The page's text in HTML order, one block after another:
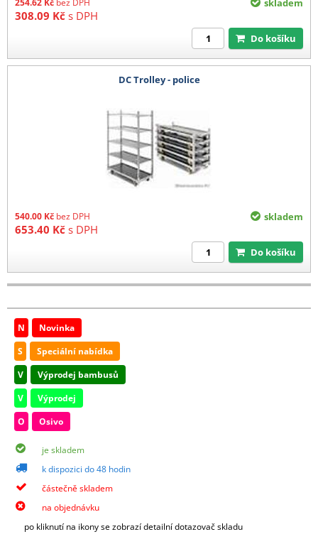
254.62 Kč bez DPH
308.09 Kč s DPH
skladem
Do košíku
DC Trolley - police
540.00 Kč bez DPH
653.40 Kč s DPH
skladem
Do košíku
N
Novinka
S
Speciální nabídka
V
Výprodej bambusů
V
Výprodej
O
Osivo
je skladem
k dispozici do 48 hodin
částečně skladem
na objednávku
po kliknutí na ikony se zobrazí detailní dotazovač skladu